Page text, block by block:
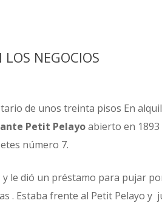
NEGOCIOS
de unos treinta pisos En
Petit Pelayoabierto en 1893
número 7.
le dió un préstamo para pujar
. Estaba frente al Petit Pelayo y